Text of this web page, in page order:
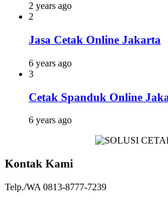
2 years ago
2
Jasa Cetak Online Jakarta
6 years ago
3
Cetak Spanduk Online
6 years ago
Kontak Kami
Telp./WA 0813-8777-7239